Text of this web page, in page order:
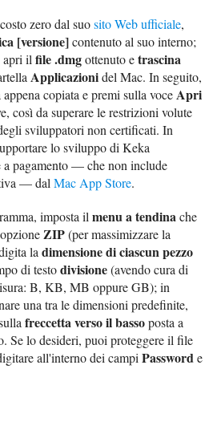
zero dal suosito Web ufficiale,
[versione]contenuto al suo interno;
apri ilfile .dmgottenuto etrascina
Applicazionidel Mac. In seguito,
copiata e premi sulla voceApri
così da superare le restrizioni volute
sviluppatori non certificati. In
lo sviluppo di Keka
a pagamento — che non include
— dalMac App Store.
imposta ilmenu a tendinache
ZIP(per massimizzare la
ladimensione di ciascun pezzo
di testodivisione(avendo cura di
B, KB, MB oppure GB); in
una tra le dimensioni predefinite,
freccetta verso il bassoposta a
Se lo desideri, puoi proteggere il file
all'interno dei campiPassworde